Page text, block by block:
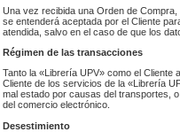
Una vez recibida una Orden de
se entenderá aceptada por el Cliente
atendida, salvo en el caso de que los
Régimen de las transacciones
Tanto la «Librería UPV» como el Cliente
Cliente de los servicios de la «Librería
mal estado por causas del transportes,
del comercio electrónico.
Desestimiento